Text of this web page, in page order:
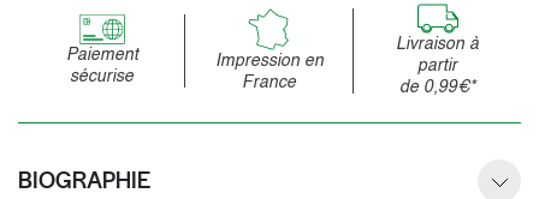
Paiement
sécurise
Impression en
France
Livraison à
partir
de 0,99€*
BIOGRAPHIE